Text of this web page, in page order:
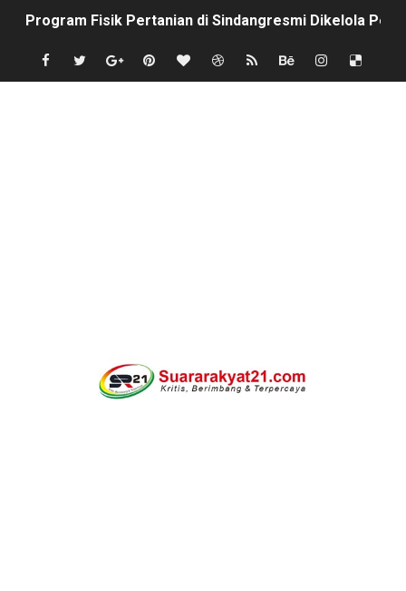
Program Fisik Pertanian di Sindangresmi Dikelola
Peringati Kemerdekaan Indonesia ke-81, Bukan
Disaksikan CEO Bos Papua Barat, turnamen sepak